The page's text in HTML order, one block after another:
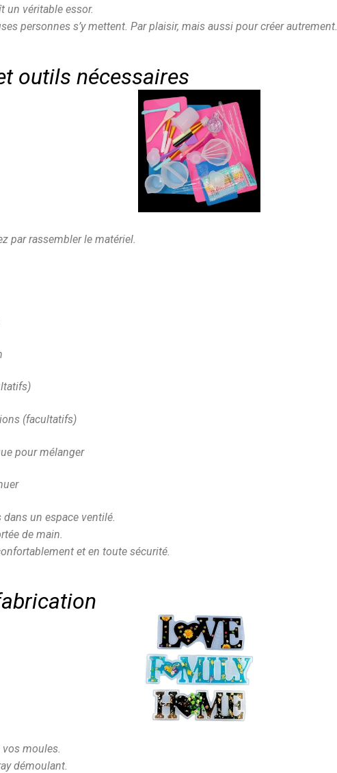
un véritable essor.
personnes s’y mettent. Par plaisir, mais aussi pour créer autrement.
outils nécessaires
par rassembler le matériel.
(facultatifs)
pour mélanger
un espace ventilé.
de main.
et en toute sécurité.
vos moules.
démoulant.